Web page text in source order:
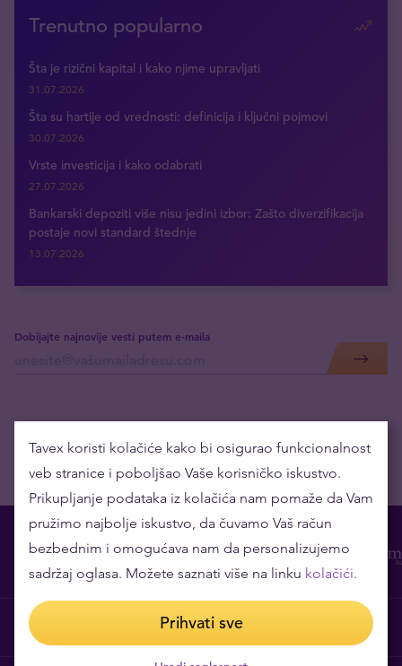
Trenutno popularno
Šta je rizični kapital i kako njime upravljati
31.07.2026
Šta su hartije od vrednosti: definicija i ključni pojmovi
30.07.2026
Vrste investicija i kako odabrati
27.07.2026
Bankarski depoziti više nisu jedini izbor: Zašto diverzifikacija
postaje novi standard štednje
13.07.2026
Dobijajte najnovije vesti putem e-maila
O nama
Tavex koristi kolačiće kako bi osigurao funkcionalnost
veb stranice i poboljšao Vaše korisničko iskustvo.
Prikupljanje podataka iz kolačića nam pomaže da Vam
pružimo najbolje iskustvo, da čuvamo Vaš račun
bezbednim i omogućava nam da personalizujemo
sadržaj oglasa. Možete saznati više na linku kolačići.
Prihvati sve